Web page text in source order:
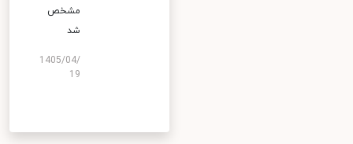
مشخص
شد
1405/04/
19